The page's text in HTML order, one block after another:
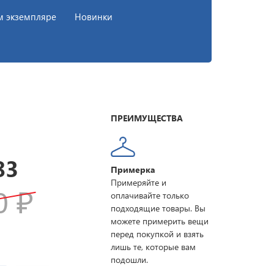
экземпляре Новинки
₽
ПРЕИМУЩЕСТВА
Примерка
Примеряйте и
оплачивайте только
подходящие товары. Вы
можете примерить вещи
перед покупкой и взять
лишь те, которые вам
подошли.